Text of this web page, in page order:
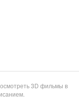
3D фильмы в